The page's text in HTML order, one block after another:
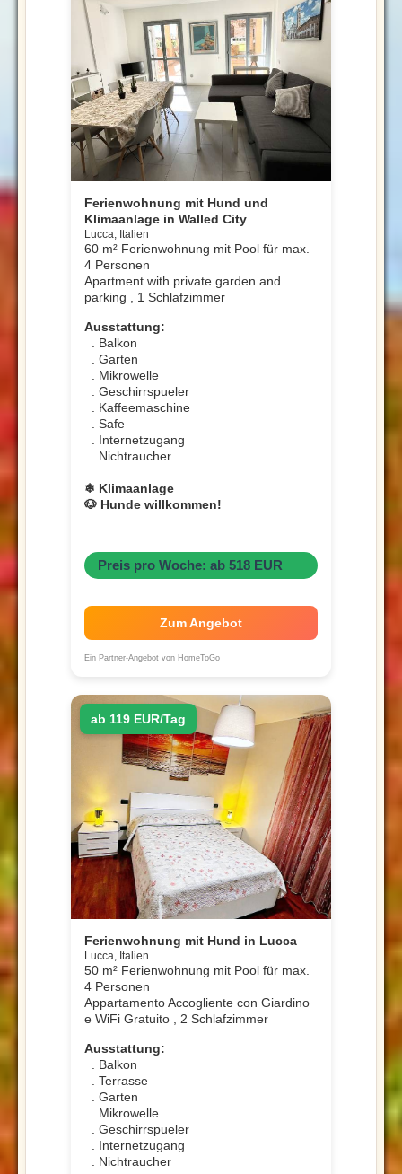
Ferienwohnung mit Hund und
Klimaanlage in Walled City
Lucca, Italien
60 m² Ferienwohnung mit Pool für max.
4 Personen
Apartment with private garden and
parking , 1 Schlafzimmer
Ausstattung:
. Balkon
. Garten
. Mikrowelle
. Geschirrspueler
. Kaffeemaschine
. Safe
. Internetzugang
. Nichtraucher
❄ Klimaanlage
🐶 Hunde willkommen!
Preis pro Woche: ab 518 EUR
Zum Angebot
Ein Partner-Angebot von HomeToGo
ab 119 EUR/Tag
Ferienwohnung mit Hund in Lucca
Lucca, Italien
50 m² Ferienwohnung mit Pool für max.
4 Personen
Appartamento Accogliente con Giardino
e WiFi Gratuito , 2 Schlafzimmer
Ausstattung:
. Balkon
. Terrasse
. Garten
. Mikrowelle
. Geschirrspueler
. Internetzugang
. Nichtraucher